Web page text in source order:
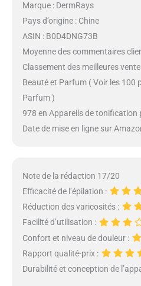
Marque : DermRays
Pays d’origine : Chine
ASIN : B0D4DNG73B
Moyenne des commentaires
Classement des meilleures
Beauté et Parfum ( Voir les 100
Parfum )
978 en Appareils de tonification
Date de mise en ligne sur
Note de la rédaction 17/20
Efficacité de l’épilation :
Réduction des varicosités :
Facilité d’utilisation :
Confort et niveau de douleur :
Rapport qualité-prix :
Durabilité et conception de